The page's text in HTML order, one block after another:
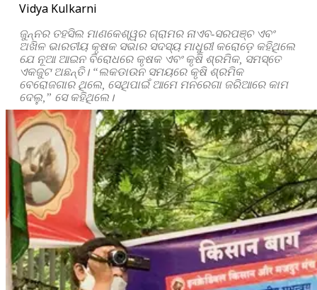
Vidya Kulkarni
ଜୁନ୍ନର ତହସିଲ ମାଣକେଶ୍ୱର ଗ୍ରାମର ନାଏବ-ସରପଞ୍ଚ ଏବଂ
ଅଖିଳ ଭାରତୀୟ କୃଷକ ସଭାର ସଦସ୍ୟ ମାଧୁରୀ କରୋଡ଼େ କହିଥିଲେ
ଯେ ନୂଆ ଆଇନ ବିରୋଧରେ କୃଷକ ଏବଂ କୃଷି ଶ୍ରମିକ, ସମସ୍ତେ
ଏକଜୁଟ ଅଛନ୍ତି। “ଲକଡାଉନ ସମୟରେ କୃଷି ଶ୍ରମିକ
ବେରୋଜଗାର ଥିଲେ, ସେଥିପାଇଁ ଆମେ ମନରେଗା ଜରିଆରେ କାମ
ଦେଲୁ,” ସେ କହିଥିଲେ।